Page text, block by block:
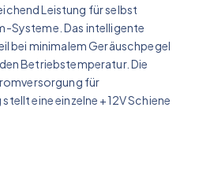
Leistung für selbst
Systeme. Das intelligente
bei minimalem Geräuschpegel
Betriebstemperatur. Die
für
eine einzelne +12V Schiene